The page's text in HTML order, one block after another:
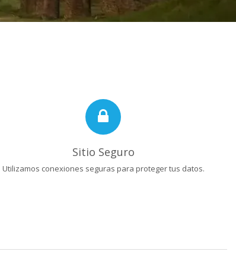
Sitio Seguro
Utilizamos conexiones seguras para proteger tus datos.